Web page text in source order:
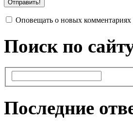
Оповещать о новых комментариях
Поиск по
Последние